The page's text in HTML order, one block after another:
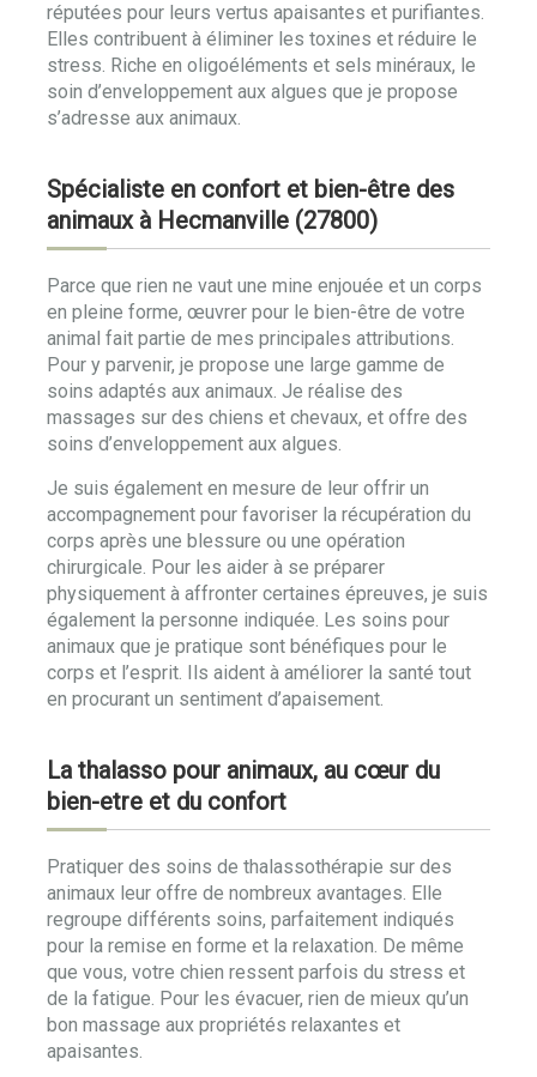
réputées pour leurs vertus apaisantes et purifiantes.
Elles contribuent à éliminer les toxines et réduire le
stress. Riche en oligoéléments et sels minéraux, le
soin d’enveloppement aux algues que je propose
s’adresse aux animaux.
Spécialiste en confort et bien-être des
animaux à Hecmanville (27800)
Parce que rien ne vaut une mine enjouée et un corps
en pleine forme, œuvrer pour le bien-être de votre
animal fait partie de mes principales attributions.
Pour y parvenir, je propose une large gamme de
soins adaptés aux animaux. Je réalise des
massages sur des chiens et chevaux, et offre des
soins d’enveloppement aux algues.
Je suis également en mesure de leur offrir un
accompagnement pour favoriser la récupération du
corps après une blessure ou une opération
chirurgicale. Pour les aider à se préparer
physiquement à affronter certaines épreuves, je suis
également la personne indiquée. Les soins pour
animaux que je pratique sont bénéfiques pour le
corps et l’esprit. Ils aident à améliorer la santé tout
en procurant un sentiment d’apaisement.
La thalasso pour animaux, au cœur du
bien-etre et du confort
Pratiquer des soins de thalassothérapie sur des
animaux leur offre de nombreux avantages. Elle
regroupe différents soins, parfaitement indiqués
pour la remise en forme et la relaxation. De même
que vous, votre chien ressent parfois du stress et
de la fatigue. Pour les évacuer, rien de mieux qu’un
bon massage aux propriétés relaxantes et
apaisantes.